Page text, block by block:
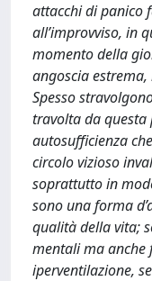
attacchi di panico
all’improvviso, in
momento della
angoscia
Spesso
travolta da
autosufficienza
circolo vizioso
soprattutto in
sono una forma
qualità della vita;
mentali ma anche
iperventilazione,